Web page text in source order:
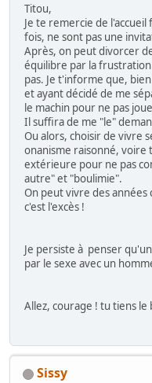
Titou,
Je te remercie de
fois, ne sont pas une
Après, on peut divorcer
équilibre par la
pas. Je t'informe que,
et ayant décidé de me
le machin pour ne pas
Il suffira de me "le"
Ou alors, choisir de vivre
onanisme raisonné, voire
extérieure pour ne pas
autre" et "boulimie".
On peut vivre des années
c'est l'excès !
Je persiste à penser
par le sexe avec un
Allez, courage ! tu tiens le
Sissy